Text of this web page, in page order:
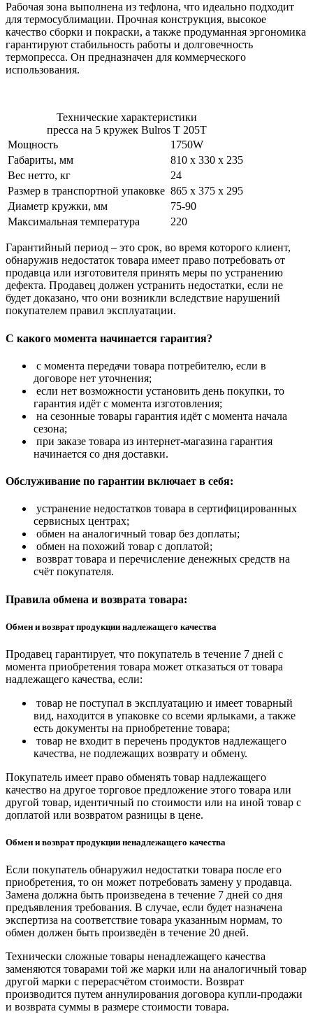
Рабочая зона выполнена из тефлона, что идеально подходит
для термосублимации. Прочная конструкция, высокое
качество сборки и покраски, а также продуманная эргономика
гарантируют стабильность работы и долговечность
термопресса. Он предназначен для коммерческого
использования.
Технические характеристики
пресса на 5 кружек Bulros T 205T
Мощность
1750W
Габариты, мм
810 х 330 х 235
Вес нетто, кг
24
Размер в транспортной упаковке 865 х 375 х 295
Диаметр кружки, мм
75-90
Максимальная температура
220
Гарантийный период – это срок, во время которого клиент,
обнаружив недостаток товара имеет право потребовать от
продавца или изготовителя принять меры по устранению
дефекта. Продавец должен устранить недостатки, если не
будет доказано, что они возникли вследствие нарушений
покупателем правил эксплуатации.
С какого момента начинается гарантия?
с момента передачи товара потребителю, если в
договоре нет уточнения;
если нет возможности установить день покупки, то
гарантия идёт с момента изготовления;
на сезонные товары гарантия идёт с момента начала
сезона;
при заказе товара из интернет-магазина гарантия
начинается со дня доставки.
Обслуживание по гарантии включает в себя:
устранение недостатков товара в сертифицированных
сервисных центрах;
обмен на аналогичный товар без доплаты;
обмен на похожий товар с доплатой;
возврат товара и перечисление денежных средств на
счёт покупателя.
Правила обмена и возврата товара:
Обмен и возврат продукции надлежащего качества
Продавец гарантирует, что покупатель в течение 7 дней с
момента приобретения товара может отказаться от товара
надлежащего качества, если:
товар не поступал в эксплуатацию и имеет товарный
вид, находится в упаковке со всеми ярлыками, а также
есть документы на приобретение товара;
товар не входит в перечень продуктов надлежащего
качества, не подлежащих возврату и обмену.
Покупатель имеет право обменять товар надлежащего
качество на другое торговое предложение этого товара или
другой товар, идентичный по стоимости или на иной товар с
доплатой или возвратом разницы в цене.
Обмен и возврат продукции ненадлежащего качества
Если покупатель обнаружил недостатки товара после его
приобретения, то он может потребовать замену у продавца.
Замена должна быть произведена в течение 7 дней со дня
предъявления требования. В случае, если будет назначена
экспертиза на соответствие товара указанным нормам, то
обмен должен быть произведён в течение 20 дней.
Технически сложные товары ненадлежащего качества
заменяются товарами той же марки или на аналогичный товар
другой марки с перерасчётом стоимости. Возврат
производится путем аннулирования договора купли-продажи
и возврата суммы в размере стоимости товара.